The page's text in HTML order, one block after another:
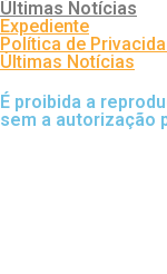
Últimas Notícias
Expediente
Política de
Últimas Notícias
É proibida a
sem a autorização